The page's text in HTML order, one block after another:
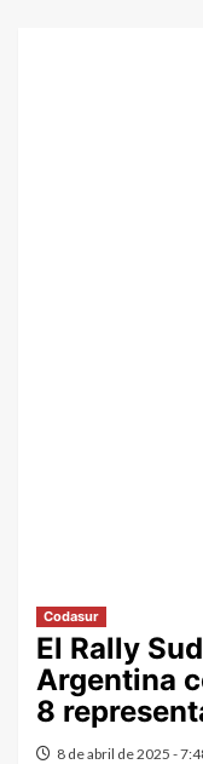
Codasur
El Rally
Argentina
8
8 de abril de 2025 -